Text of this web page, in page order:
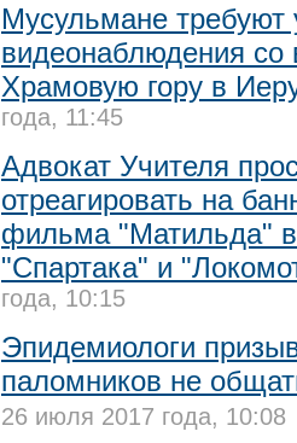
Мусульмане требуют
видеонаблюдения со
Храмовую гору в
года, 11:45
Адвокат Учителя
отреагировать на
фильма "Матильда"
"Спартака" и
года, 10:15
Эпидемиологи
паломников не
26 июля 2017 года, 10:08